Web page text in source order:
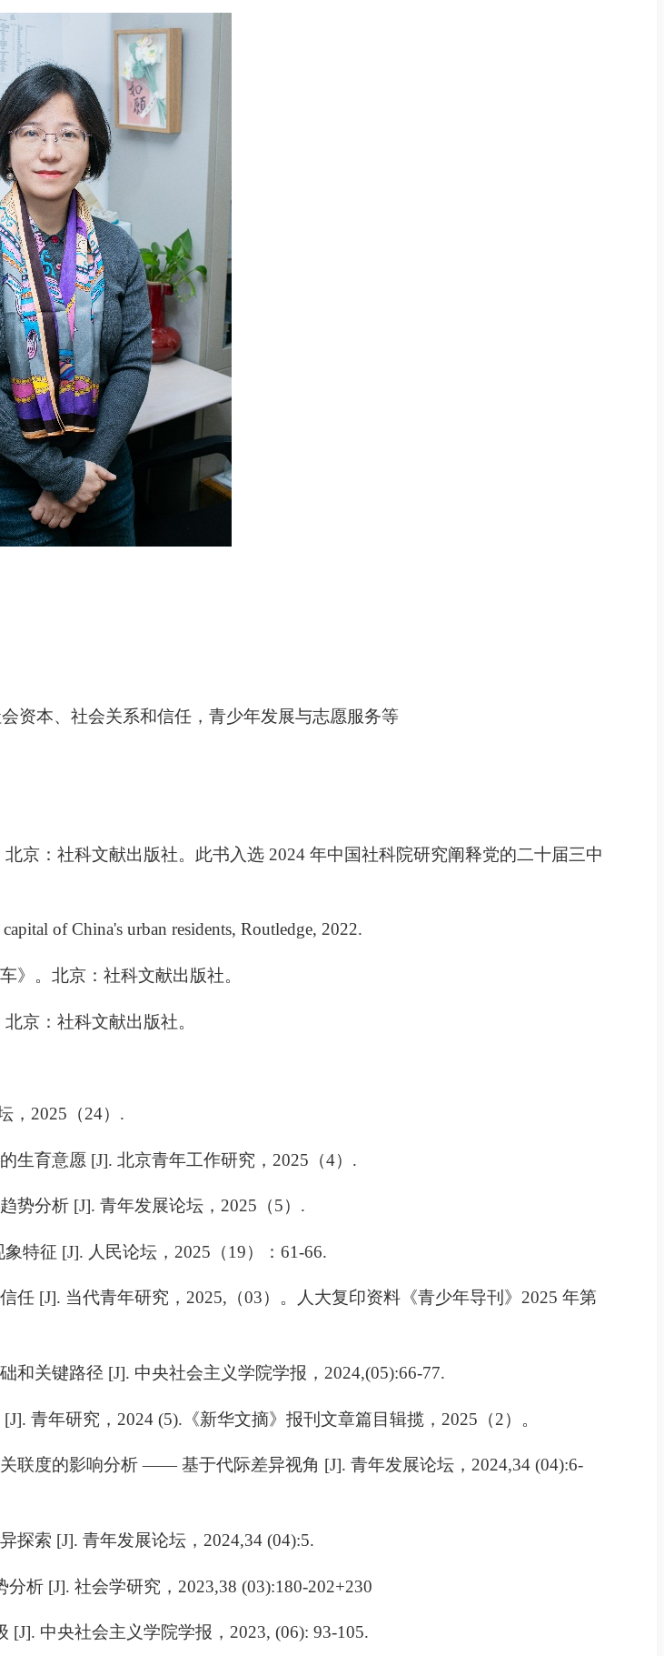
资本、社会关系和信任，青少年发展与志愿服务等
京：社科文献出版社。此书入选 2024 年中国社科院研究阐释党的二十届三中
of China's urban residents, Routledge, 2022.
》。北京：社科文献出版社。
京：社科文献出版社。
， 2025 （24） .
生育意愿 [J].北京青年工作研究， 2025 （4） .
势分析 [J].青年发展论坛， 2025 （5） .
象特征 [J]. 人民论坛， 2025 （19）：61-66.
任 [J]. 当代青年研究，2025, （03）。人大复印资料《青少年导刊》2025年第
和关键路径 [J]. 中央社会主义学院学报， 2024,(05):66-77.
[J].青年研究， 2024 (5). 《新华文摘》报刊文章篇目辑揽， 2025 （2）。
联度的影响分析 —— 基于代际差异视角 [J].青年发展论坛，2024,34 (04):6-
探索 [J].青年发展论坛， 2024,34 (04):5.
分析 [J].社会学研究， 2023,38 (03):180-202+230
[J]. 中央社会主义学院学报，2023, (06): 93-105.